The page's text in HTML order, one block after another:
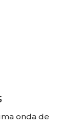
onda de